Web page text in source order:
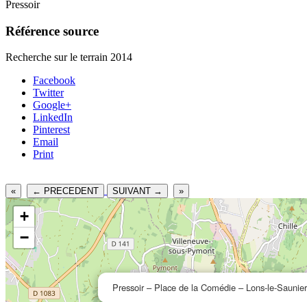
Pressoir
Référence source
Recherche sur le terrain 2014
Facebook
Twitter
Google+
LinkedIn
Pinterest
Email
Print
« ← PRECEDENT SUIVANT → »
Pressoir – Place de la Comédie – Lons-le-Saunier
+
−